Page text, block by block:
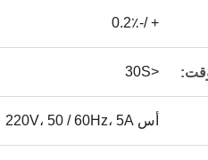
+ /-0.2٪
<30S
أس 220V، 50 / 60Hz، 5A